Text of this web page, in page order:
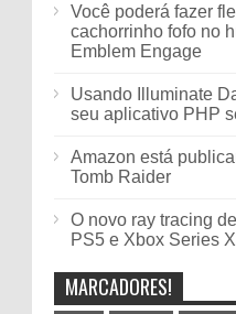
Você poderá fazer
cachorrinho fofo no
Emblem Engage
Usando Illuminate
seu aplicativo PHP
Amazon está
Tomb Raider
O novo ray tracing
PS5 e Xbox Series
MARCADORES!